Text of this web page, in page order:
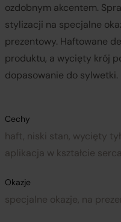
ozdobnym akcentem.
stylizacji na specjalne
prezentowy. Haftowane
produktu, a wycięty krój
dopasowanie do sylwetki.
Cechy
haft, niski stan, wycięty
aplikacja w kształcie serca
Okazje
specjalne okazje, na